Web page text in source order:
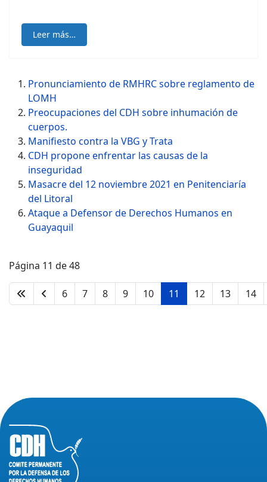
Leer más…
Pronunciamiento de RMHRC sobre reglamento de
LOMH
Preocupaciones del CDH sobre inhumación de
cuerpos.
Manifiesto contra la VBG y Trata
CDH propone enfrentar las causas de la
inseguridad
Masacre del 12 noviembre 2021 en Penitenciaría
del Litoral
Ataque a Defensor de Derechos Humanos en
Guayaquil
Página 11 de 48
6 7 8 9 10 11 12 13 14